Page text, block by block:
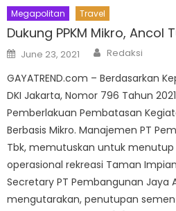
Megapolitan Travel
Dukung PPKM Mikro, Ancol
Posted
on
June 23, 2021 Author
Redaksi
GAYATREND.com – Berdasarkan
DKI Jakarta, Nomor 796 Tahun
Pemberlakuan Pembatasan
Berbasis Mikro. Manajemen PT
Tbk, memutuskan untuk
operasional rekreasi Taman
Secretary PT Pembangunan Jaya
mengutarakan, penutupan